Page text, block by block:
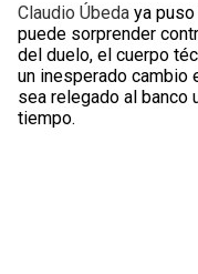
Claudio Úbeda ya
puede sorprender
del duelo, el cuerpo
un inesperado cambio
sea relegado al banco
tiempo.